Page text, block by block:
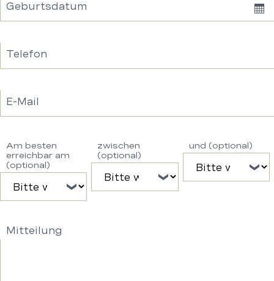
Geburtsdatum
Telefon
E-Mail
Am besten
erreichbar am
(optional)
zwischen
(optional)
und (optional)
Mitteilung